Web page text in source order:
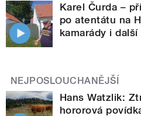
Karel Čurda –
po atentátu na
kamarády i další
NEJPOSLOUCHANĚJŠÍ
Hans Watzlik:
hororová